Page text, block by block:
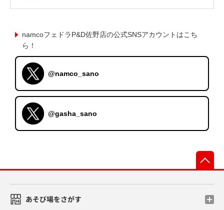
namcoフェドラP&D佐野店の公式SNSアカウントはこち
ら！
@namco_sano
@gasha_sano
あそび場をさがす